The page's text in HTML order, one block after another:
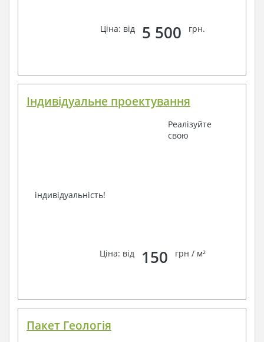
Завжди раді Вам допомогти!
Ціна: від 5 500 грн.
Індивідуальне проектування
Реалізуйте
свою
індивідуальність!
Ціна: від 150 грн / м²
Пакет Геологія